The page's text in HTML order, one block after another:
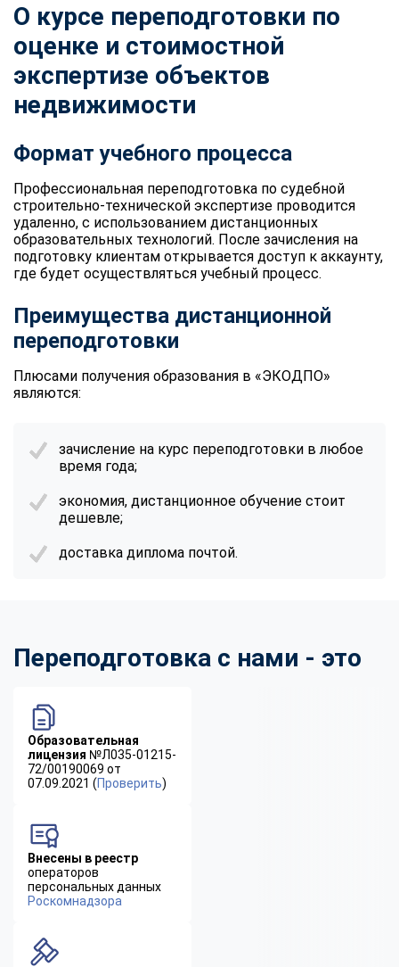
О курсе переподготовки по
оценке и стоимостной
экспертизе объектов
недвижимости
Формат учебного процесса
Профессиональная переподготовка по судебной
строительно-технической экспертизе проводится
удаленно, с использованием дистанционных
образовательных технологий. После зачисления на
подготовку клиентам открывается доступ к аккаунту,
где будет осуществляться учебный процесс.
Преимущества дистанционной
переподготовки
Плюсами получения образования в «ЭКОДПО»
являются:
зачисление на курс переподготовки в любое
время года;
экономия, дистанционное обучение стоит
дешевле;
доставка диплома почтой.
Переподготовка с нами - это
Образовательная
лицензия №Л035-01215-
72/00190069 от
07.09.2021 (Проверить)
Внесены в реестр
операторов
персональных данных
Роскомнадзора